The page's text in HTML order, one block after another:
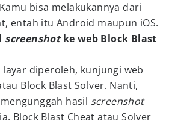
bisa melakukannya dari
entah itu Android maupun iOS.
screenshotke web Block Blast
diperoleh, kunjungi web
Block Blast Solver. Nanti,
hasil screenshot
Block Blast Cheat atau Solver